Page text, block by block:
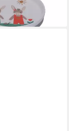
bei dir